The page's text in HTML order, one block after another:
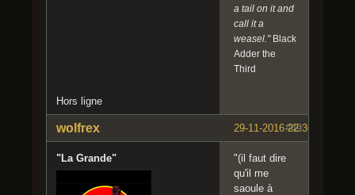
a tail on it and
call it a
weasel."Black
Adder the
Third
Hors ligne
#49
29-11-2016 22:36:39
wolfrex
"La Grande"
"(il faut dire
qu'il me
saoule à